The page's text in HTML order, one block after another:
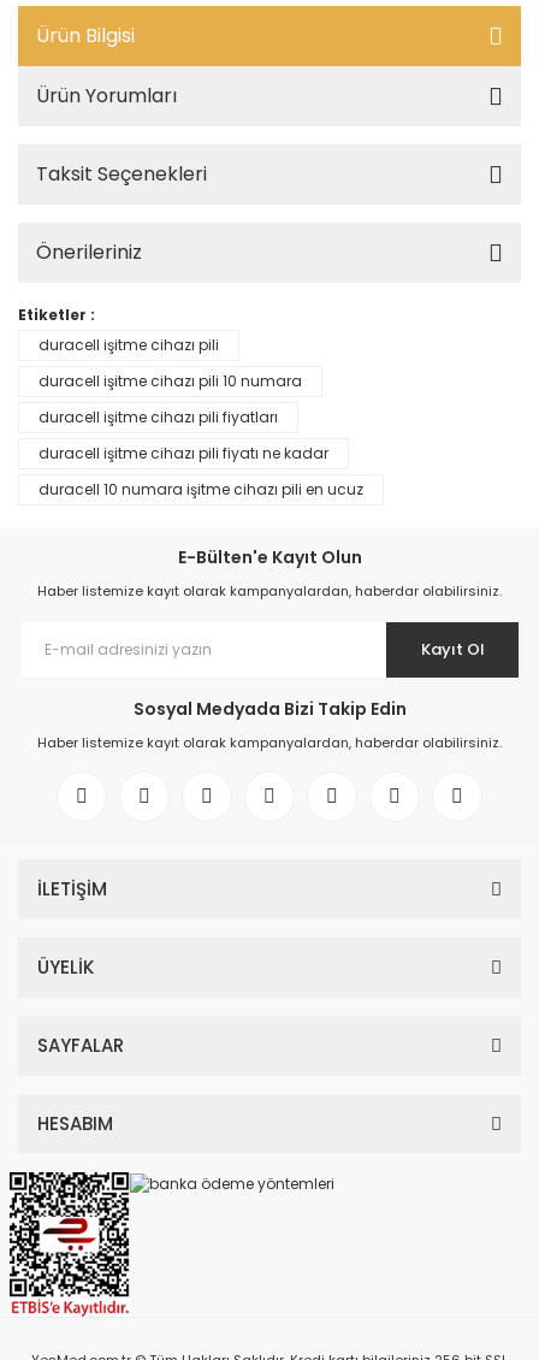
Ürün Bilgisi
Ürün Yorumları
Taksit Seçenekleri
Önerileriniz
Etiketler :
duracell işitme cihazı pili
duracell işitme cihazı pili 10 numara
duracell işitme cihazı pili fiyatları
duracell işitme cihazı pili fiyatı ne kadar
duracell 10 numara işitme cihazı pili en ucuz
E-Bülten'e Kayıt Olun
Haber listemize kayıt olarak kampanyalardan, haberdar olabilirsiniz.
Kayıt Ol
Sosyal Medyada Bizi Takip Edin
Haber listemize kayıt olarak kampanyalardan, haberdar olabilirsiniz.
İLETİŞİM
ÜYELİK
SAYFALAR
HESABIM